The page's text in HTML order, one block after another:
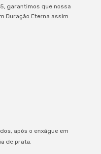
garantimos que nossa
Duração Eterna assim
após o enxágue em
de prata.